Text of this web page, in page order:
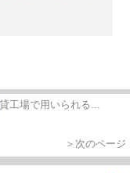
貸工場で用いられる...
＞次のページ